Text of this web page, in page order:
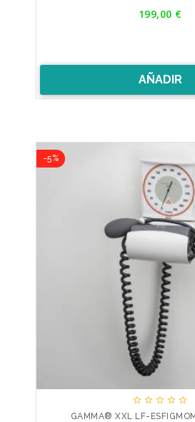
199,00 €
AÑADIR
    
GAMMA® XXL LF-
-5%